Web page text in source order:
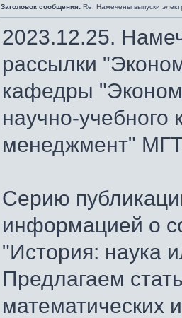
Заголовок сообщения: Re: Намечены выпуски
2023.12.25.
рассылки
кафедры
научно-
менеджмент"
Серию
информацией о
"История: наука
Предлагаем
математических